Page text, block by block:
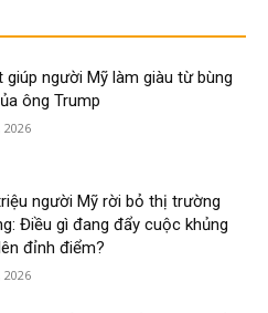
giúp người Mỹ làm giàu từ bùng
ông Trump
2026
người Mỹ rời bỏ thị trường
Điều gì đang đẩy cuộc khủng
đỉnh điểm?
2026